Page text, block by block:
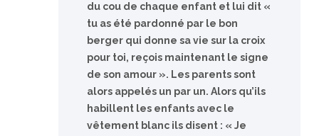
du cou de chaque enfant et lui dit «
tu as été pardonné par le bon
berger qui donne sa vie sur la croix
pour toi, reçois maintenant le signe
de son amour ». Les parents sont
alors appelés un par un. Alors qu’ils
habillent les enfants avec le
vêtement blanc ils disent : « Je